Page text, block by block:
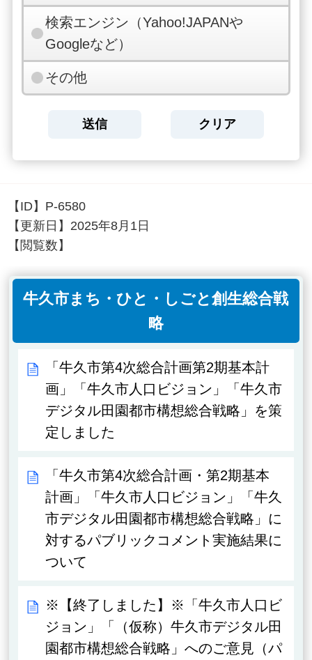
検索エンジン（Yahoo!JAPANや
Googleなど）
その他
【ID】 P-6580
【更新日】 2025年8月1日
【閲覧数】
牛久市まち・ひと・しごと創生総合戦
略
「牛久市第4次総合計画第2期基本計
画」「牛久市人口ビジョン」「牛久市
デジタル田園都市構想総合戦略」を策
定しました
「牛久市第4次総合計画・第2期基本
計画」「牛久市人口ビジョン」「牛久
市デジタル田園都市構想総合戦略」に
対するパブリックコメント実施結果に
ついて
※【終了しました】※「牛久市人口ビ
ジョン」「（仮称）牛久市デジタル田
園都市構想総合戦略」へのご意見（パ